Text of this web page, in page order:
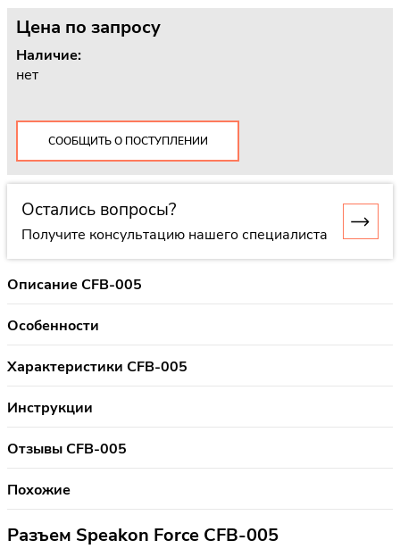
Цена по запросу
Наличие:
нет
СООБЩИТЬ О ПОСТУПЛЕНИИ
Остались вопросы?
Получите консультацию нашего специалиста
Описание CFB-005
Особенности
Характеристики CFB-005
Инструкции
Отзывы CFB-005
Похожие
Разъем Speakon Force CFB-005